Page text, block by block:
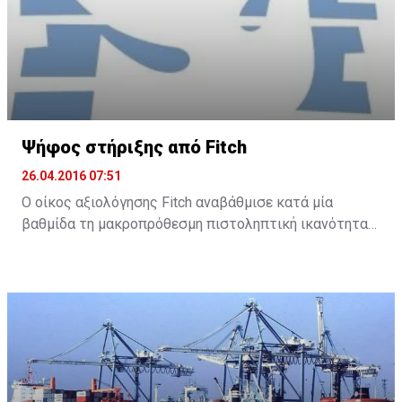
Ψήφος στήριξης από Fitch
26.04.2016 07:51
Ο οίκος αξιολόγησης Fitch αναβάθμισε κατά μία
βαθμίδα τη μακροπρόθεσμη πιστοληπτική ικανότητα
Συγκεκριμένα, ο Fitch ανακοίνωσε ότι αναβάθμισε την
Τράπεζα Κύπρου στο B- από CCC και την Ελληνική σε B
από B-.
Σύμφωνα με την ανακοίνωσή του, ο οίκος αναμένει